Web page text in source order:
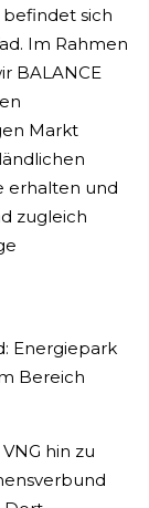
sich
Im Rahmen
BALANCE
Markt
erhalten und
zugleich
Energiepark
Bereich
hin zu